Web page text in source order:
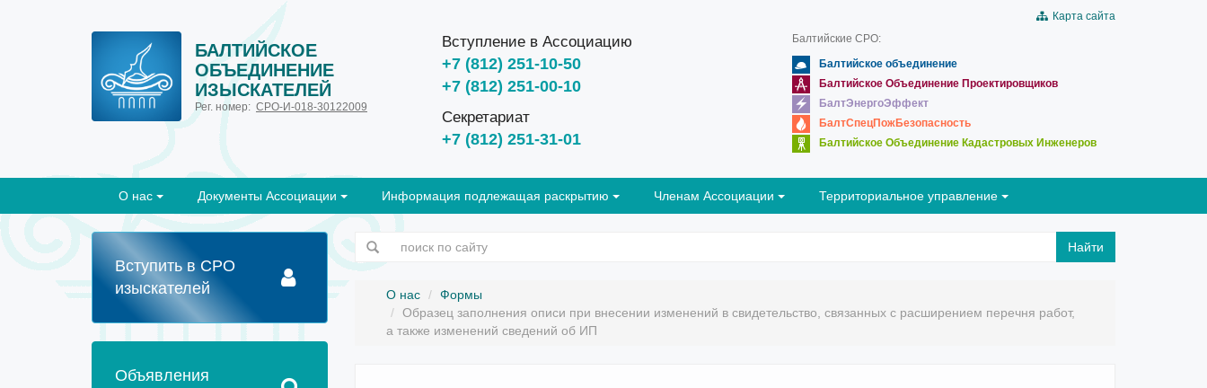
БАЛТИЙСКОЕ
ОБЪЕДИНЕНИЕ
ИЗЫСКАТЕЛЕЙ
Рег. номер: СРО-И-018-30122009
Вступление в Ассоциацию
+7 (812) 251-10-50
+7 (812) 251-00-10
Секретариат
+7 (812) 251-31-01
Карта сайта
Балтийские СРО:
Балтийское объединение
Балтийское Объединение Проектировщиков
БалтЭнергоЭффект
БалтСпецПожБезопасность
Балтийское Объединение Кадастровых Инженеров
О нас Документы Ассоциации Информация подлежащая раскрытию Членам Ассоциации Территориальное управление
Найти
О нас
Формы
Образец заполнения описи при внесении изменений в свидетельство, связанных с расширением перечня работ,
а также изменений сведений об ИП
Вступить в СРО
изыскателей
Объявления